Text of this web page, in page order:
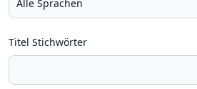
Titel Stichwörter